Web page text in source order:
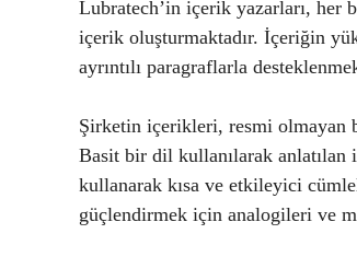
Lubratech’in içerik yazarları, her
içerik oluşturmaktadır. İçeriğin
ayrıntılı paragraflarla
Şirketin içerikleri, resmi olmayan
Basit bir dil kullanılarak anlatılan
kullanarak kısa ve etkileyici
güçlendirmek için analogileri ve